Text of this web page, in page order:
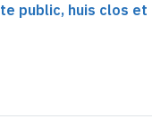
public, huis clos et